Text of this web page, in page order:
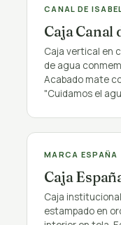
PÚBLICO
CANAL DE
Caja Canal
Caja vertical en
de agua
Acabado mate
"Cuidamos el
PÚBLICO
MARCA ESPAÑA
Caja
Caja
estampado en